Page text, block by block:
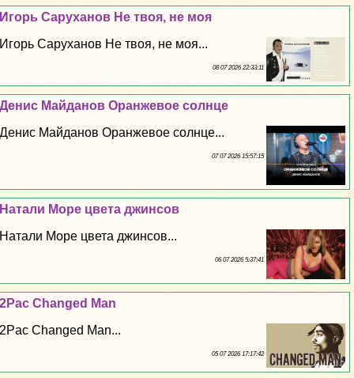
Игорь Саруханов Не твоя, не моя
Игорь Саруханов Не твоя, не моя...
08 07 2026 22:33:11
Денис Майданов Оранжевое солнце
Денис Майданов Оранжевое солнце...
07 07 2026 15:57:15
Натали Море цвета джинсов
Натали Море цвета джинсов...
06 07 2026 5:37:41
2Pac Changed Man
2Pac Changed Man...
05 07 2026 17:17:42